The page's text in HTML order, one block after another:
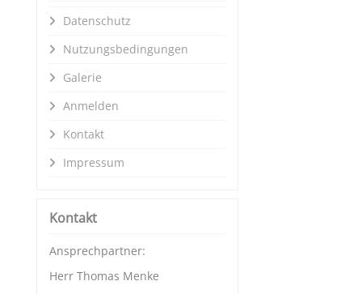
Datenschutz
Nutzungsbedingungen
Galerie
Anmelden
Kontakt
Impressum
Kontakt
Ansprechpartner:
Herr Thomas Menke